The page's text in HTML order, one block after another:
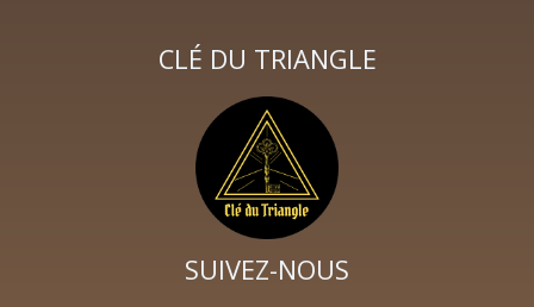
CLÉ DU TRIANGLE
SUIVEZ-NOUS